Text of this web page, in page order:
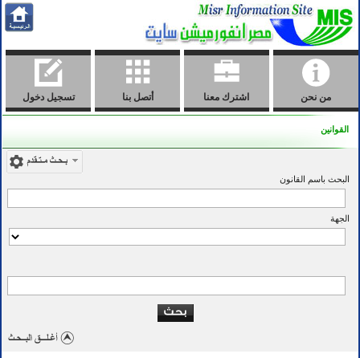
من نحن اشترك معنا أتصل بنا تسجيل دخول
القوانين
البحث باسم القانون
الجهة